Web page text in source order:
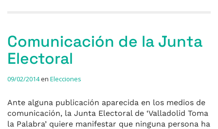
Comunicación de la Junta
Electoral
09/02/2014en Elecciones
Ante alguna publicación aparecida en los medios de
comunicación, la Junta Electoral de ‘Valladolid Toma
la Palabra’ quiere manifestar que ninguna persona ha